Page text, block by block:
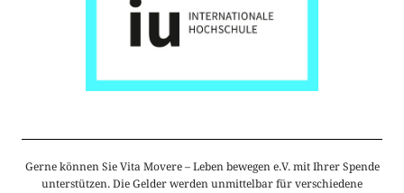
Gerne können Sie Vita Movere – Leben bewegen e.V. mit Ihrer Spende
unterstützen. Die Gelder werden unmittelbar für verschiedene